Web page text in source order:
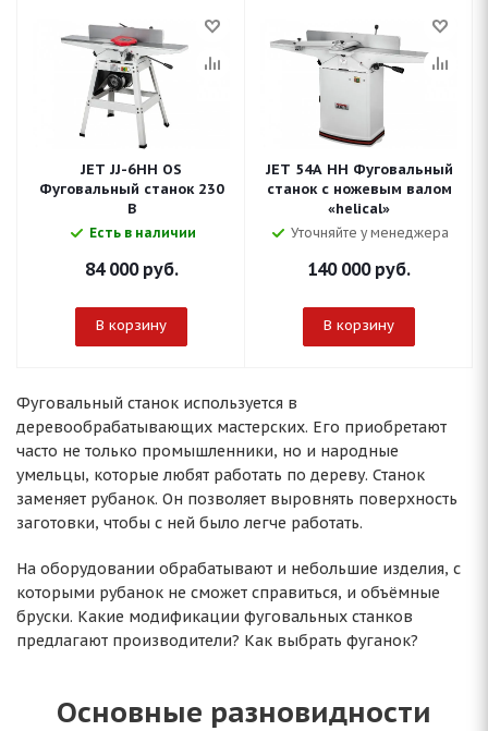
JET JJ-6HH OS
Фуговальный станок 230
В
Есть в наличии
84 000руб.
В корзину
JET 54A HH Фуговальный
станок с ножевым валом
«helical»
Уточняйте у менеджера
140 000руб.
В корзину
Фуговальный станок используется в
деревообрабатывающих мастерских. Его приобретают
часто не только промышленники, но и народные
умельцы, которые любят работать по дереву. Станок
заменяет рубанок. Он позволяет выровнять поверхность
заготовки, чтобы с ней было легче работать.
На оборудовании обрабатывают и небольшие изделия, с
которыми рубанок не сможет справиться, и объёмные
бруски. Какие модификации фуговальных станков
предлагают производители? Как выбрать фуганок?
Основные разновидности